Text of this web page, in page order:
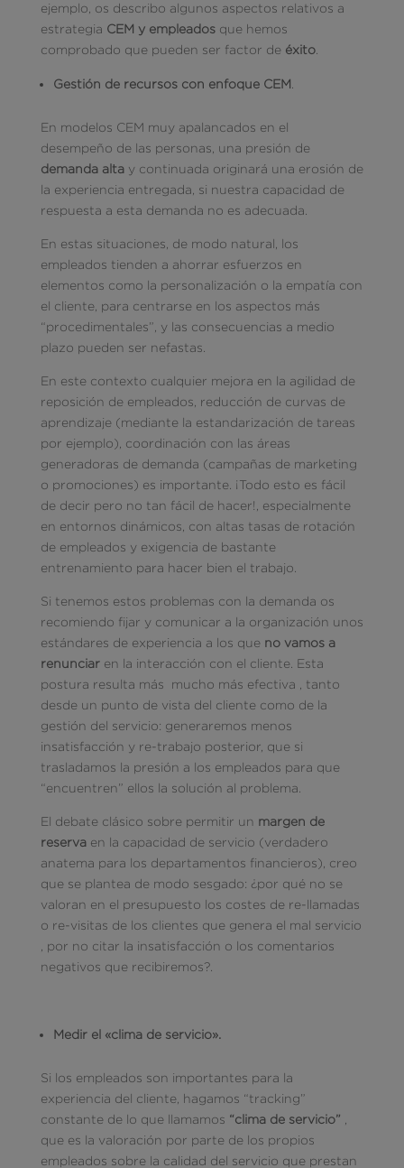
ejemplo, os describo algunos aspectos relativos a
estrategia CEM y empleadosque hemos
comprobado que pueden ser factor de éxito.
Gestión de recursos con enfoque CEM
En modelos CEM muy apalancados en el
desempeño de las personas, una presión de
demanda altay continuada originará una erosión de
la experiencia entregada, si nuestra capacidad de
respuesta a esta demanda no es adecuada.
En estas situaciones, de modo natural, los
empleados tienden a ahorrar esfuerzos en
elementos como la personalización o la empatía con
el cliente, para centrarse en los aspectos más
“procedimentales”, y las consecuencias a medio
plazo pueden ser nefastas.
En este contexto cualquier mejora en la agilidad de
reposición de empleados, reducción de curvas de
aprendizaje (mediante la estandarización de tareas
por ejemplo), coordinación con las áreas
generadoras de demanda (campañas de marketing
o promociones) es importante. ¡Todo esto es fácil
de decir pero no tan fácil de hacer!, especialmente
en entornos dinámicos, con altas tasas de rotación
de empleados y exigencia de bastante
entrenamiento para hacer bien el trabajo.
Si tenemos estos problemas con la demanda os
recomiendo fijar y comunicar a la organización unos
estándares de experiencia a los que no vamos a
renunciaren la interacción con el cliente. Esta
postura resulta más mucho más efectiva , tanto
desde un punto de vista del cliente como de la
gestión del servicio: generaremos menos
insatisfacción y re-trabajo posterior, que si
trasladamos la presión a los empleados para que
“encuentren” ellos la solución al problema.
El debate clásico sobre permitir un margen de
reservaen la capacidad de servicio (verdadero
anatema para los departamentos financieros), creo
que se plantea de modo sesgado: ¿por qué no se
valoran en el presupuesto los costes de re-llamadas
o re-visitas de los clientes que genera el mal servicio
, por no citar la insatisfacción o los comentarios
negativos que recibiremos?.
Medir el «clima de servicio».
Si los empleados son importantes para la
experiencia del cliente, hagamos “tracking”
constante de lo que llamamos “clima de servicio”
que es la valoración por parte de los propios
empleados sobre la calidad del servicio que prestan